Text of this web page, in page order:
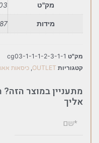
מק"ט
מידות
מק"ט cg03-1-1-1-2-3-1-1
קטגוריות OUTLET
, כיסאות
מתעניין במוצר
אליך